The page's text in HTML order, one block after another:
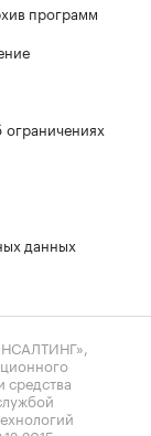
программ
данных
средства